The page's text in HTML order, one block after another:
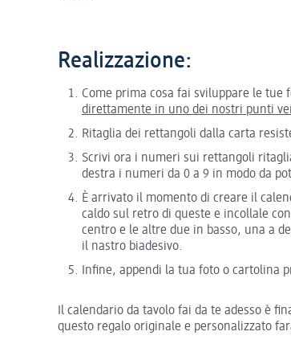
Realizzazione:
Come prima cosa fai sviluppare le
direttamente in uno dei nostri punti
Ritaglia dei rettangoli dalla carta
Scrivi ora i numeri sui rettangoli
destra i numeri da 0 a 9 in modo da
È arrivato il momento di creare il
caldo sul retro di queste e incollale
centro e le altre due in basso, una a
il nastro biadesivo.
Infine, appendi la tua foto o cartolina
Il calendario da tavolo fai da te adesso è
questo regalo originale e personalizzato